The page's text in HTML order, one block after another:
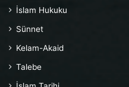
İslam Hukuku
Sünnet
Kelam-Akaid
Talebe